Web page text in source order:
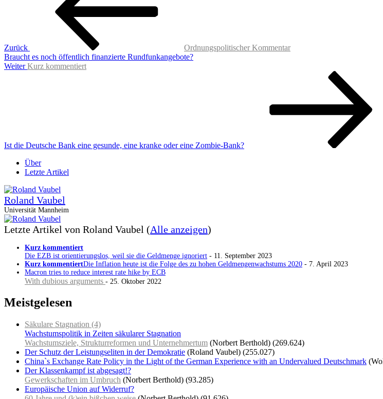
Zurück
Ordnungspolitischer Kommentar
Braucht es noch öffentlich finanzierte Rundfunkangebote?
Nächster
Weiter Kurz kommentiert
Ist die Deutsche Bank eine gesunde, eine kranke oder eine Zombie-Bank?
Über
Letzte Artikel
Roland Vaubel
Universität Mannheim
Letzte Artikel von Roland Vaubel (Alle anzeigen)
Kurz kommentiert
Die EZB ist orientierungslos, weil sie die Geldmenge ignoriert - 11. September 2023
Kurz kommentiertDie Inflation heute ist die Folge des zu hohen Geldmengenwachstums 2020 - 7. April 2023
Macron tries to reduce interest rate hike by ECB
With dubious arguments - 25. Oktober 2022
Meistgelesen
Säkulare Stagnation (4)
Wachstumspolitik in Zeiten säkularer Stagnation
Wachstumsziele, Strukturreformen und Unternehmertum (Norbert Berthold) (269.624)
Der Schutz der Leistungseliten in der Demokratie (Roland Vaubel) (255.027)
China`s Exchange Rate Policy in the Light of the German Experience with an Undervalued Deutschmark
Der Klassenkampf ist abgesagt!?
Gewerkschaften im Umbruch (Norbert Berthold) (93.285)
Europäische Union auf Widerruf?